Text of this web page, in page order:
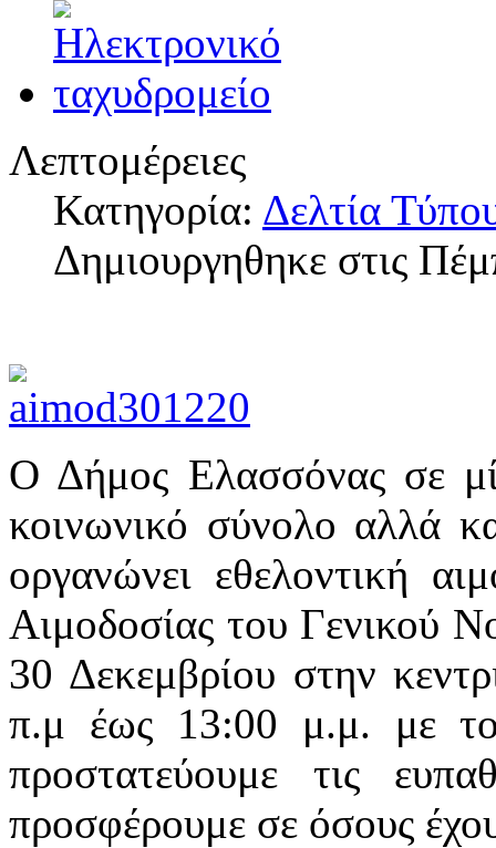
Λεπτομέρειες
Κατηγορία: Δελτία
Δημιουργηθηκε στις
Ο Δήμος Ελασσόνας σε
κοινωνικό σύνολο αλλά
οργανώνει εθελοντική
Αιμοδοσίας του Γενικού
30 Δεκεμβρίου στην
π.μ έως 13:00 μ.μ. με
προστατεύουμε τις
προσφέρουμε σε όσους